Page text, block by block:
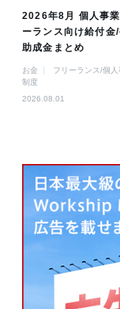
2026年8月 個人事
ーランス向け給付金
助成金まとめ
お金
フリーランス/個人
制度
2026.08.01